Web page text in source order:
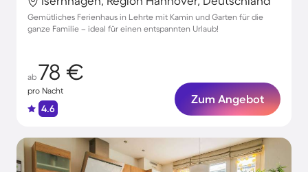
Gemütliches Ferienhaus in Lehrte mit Kamin und Garten für die
ganze Familie – ideal für einen entspannten Urlaub!
ab 78 €
pro Nacht
4.6
Zum Angebot